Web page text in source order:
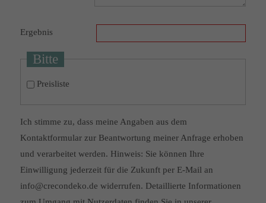
Ergebnis
Bitte
Preisliste
Ich stimme zu, dass meine Angaben aus dem
Kontaktformular zur Beantwortung meiner Anfrage erhoben
und verarbeitet werden. Hinweis: Sie können Ihre
Einwilligung jederzeit für die Zukunft per E-Mail an
info@crecondeko.de widerrufen. Detaillierte Informationen